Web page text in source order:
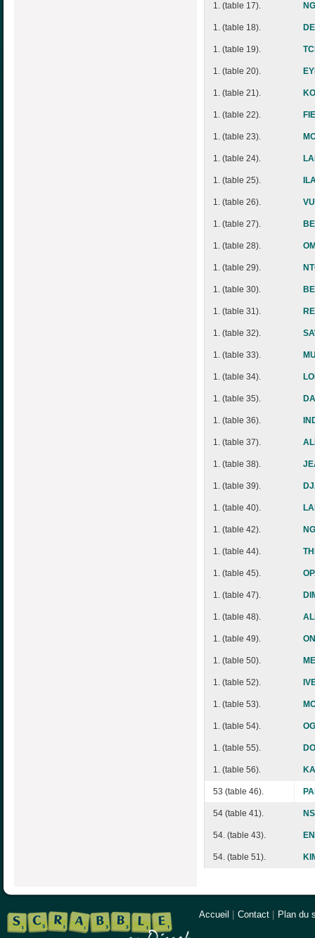
1. (table 17).
1. (table 18).
1. (table 19).
1. (table 20).
1. (table 21).
1. (table 22).
1. (table 23).
1. (table 24).
1. (table 25).
1. (table 26).
1. (table 27).
1. (table 28).
1. (table 29).
1. (table 30).
1. (table 31).
1. (table 32).
1. (table 33).
1. (table 34).
1. (table 35).
1. (table 36).
1. (table 37).
1. (table 38).
1. (table 39).
1. (table 40).
1. (table 42).
1. (table 44).
1. (table 45).
1. (table 47).
1. (table 48).
1. (table 49).
1. (table 50).
1. (table 52).
1. (table 53).
1. (table 54).
1. (table 55).
1. (table 56).
53 (table 46).
54 (table 41).
54. (table 43).
54. (table 51).
Accueil Contact Plan du